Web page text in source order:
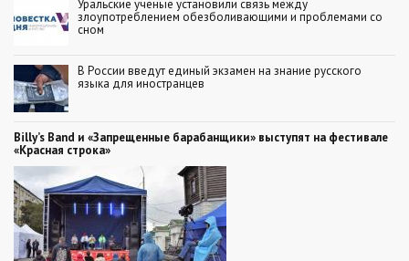
Уральские ученые установили связь между
злоупотреблением обезболивающими и проблемами со
сном
В России введут единый экзамен на знание русского
языка для иностранцев
Billy’s Band и «Запрещенные барабанщики» выступят на фестивале
«Красная строка»